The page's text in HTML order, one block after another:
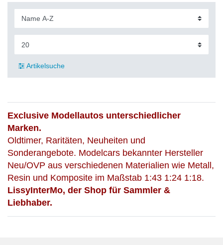
Artikelsuche
Exclusive Modellautos unterschiedlicher
Marken.
Oldtimer, Raritäten, Neuheiten und
Sonderangebote. Modelcars bekannter Hersteller
Neu/OVP aus verschiedenen Materialien wie Metall,
Resin und Komposite im Maßstab 1:43 1:24 1:18.
LissyInterMo, der Shop für Sammler &
Liebhaber.